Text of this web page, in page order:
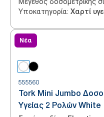
Υποκατηγορία: Χαρτί
Νέα
555560
Tork Mini Jumbo
Υγείας 2 Ρολών White